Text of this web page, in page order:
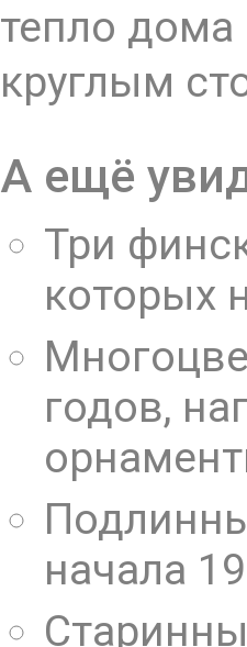
тепло дома
круглым
А ещё
Три
которых
годов,
начала